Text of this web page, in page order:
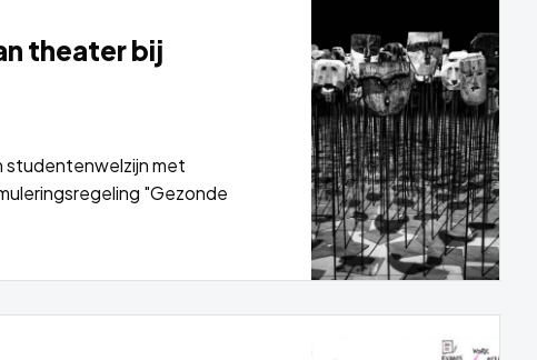
theater bij
studentenwelzijn met
"Gezonde